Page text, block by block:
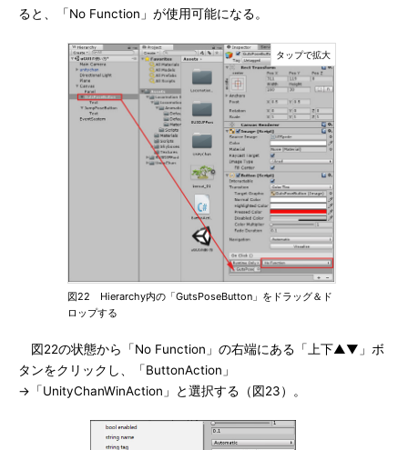
ると、「No Function」が使用可能になる。
図22 Hierarchy内の「GutsPoseButton」をドラッグ＆ド
ロップする
図22の状態から「No Function」の右端にある「上下▲▼」ボ
タンをクリックし、「ButtonAction」
→「UnityChanWinAction」と選択する（図23）。